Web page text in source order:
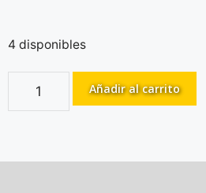
4 disponibles
Añadir al carrito